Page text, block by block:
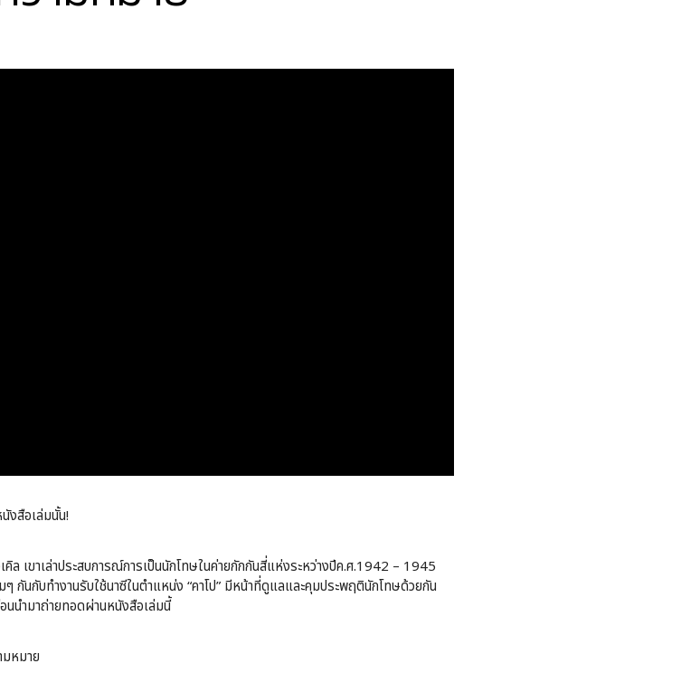
งสือเล่มนั้น!
ล เขาเล่าประสบการณ์การเป็นนักโทษในค่ายกักกันสี่แห่งระหว่างปีค.ศ.1942 – 1945
กันกับทำงานรับใช้นาซีในตำแหน่ง “คาโป” มีหน้าที่ดูแลและคุมประพฤตินักโทษด้วยกัน
นนำมาถ่ายทอดผ่านหนังสือเล่มนี้
หมาย